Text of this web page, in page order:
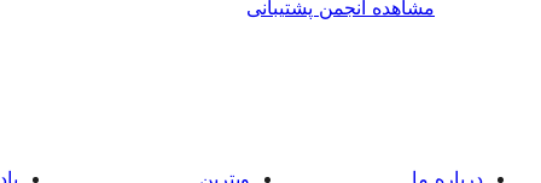
مشاهده انجمن پشتیبانی
درباره ما ویترین